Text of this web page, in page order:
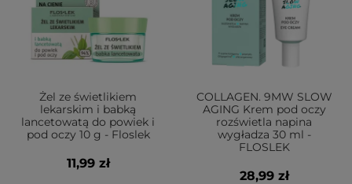
Żel ze świetlikiem
lekarskim i babką
lancetowatą do powiek i
pod oczy 10 g - Floslek
11,99 zł
COLLAGEN. 9MW SLOW
AGING Krem pod oczy
rozświetla napina
wygładza 30 ml -
FLOSLEK
28,99 zł